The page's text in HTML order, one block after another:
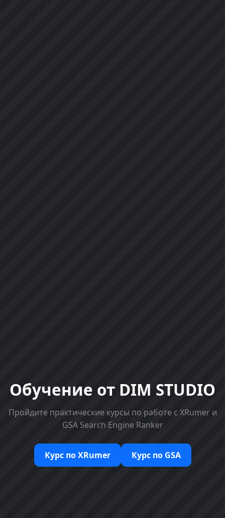
Обучение от DIM STUDIO
Пройдите практические курсы по работе с XRumer и
GSA Search Engine Ranker
Курс по XRumer Курс по GSA